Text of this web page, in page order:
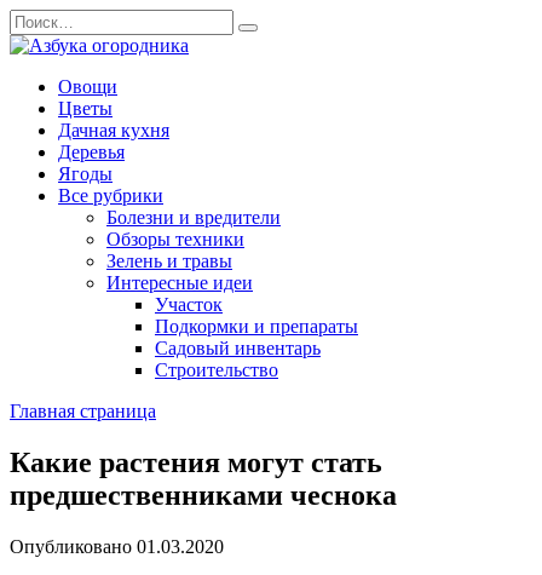
Перейти
к
содержанию
Search
for:
Овощи
Цветы
Дачная кухня
Деревья
Ягоды
Все рубрики
Болезни и вредители
Обзоры техники
Зелень и травы
Интересные идеи
Участок
Подкормки и препараты
Садовый инвентарь
Строительство
Главная страница
Какие растения могут стать
предшественниками чеснока
Опубликовано 01.03.2020